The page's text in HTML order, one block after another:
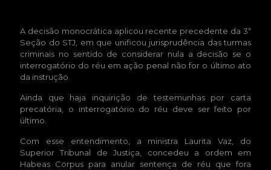
A decisão monocrática aplicou recente precedente da 3ª
Seção do STJ, em que unificou jurisprudência das turmas
criminais no sentido de considerar nula a decisão se o
interrogatório do réu em ação penal não for o último ato
da instrução.
Ainda que haja inquirição de testemunhas por carta
precatória, o interrogatório do réu deve ser feito por
último.
Com esse entendimento, a ministra Laurita Vaz, do
Superior Tribunal de Justiça, concedeu a ordem em
Habeas Corpus para anular sentença de réu que fora